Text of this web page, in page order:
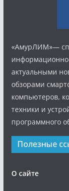
«АмурЛИМ»—
актуальными
обзорами
компьютеров,
техники и
программного
Полезные
О сайте